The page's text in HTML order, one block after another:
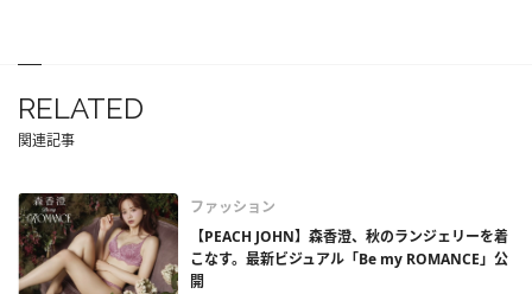
RELATED
関連記事
ファッション
【PEACH JOHN】森香澄、秋のランジェリーを着
こなす。最新ビジュアル「Be my ROMANCE」公
開